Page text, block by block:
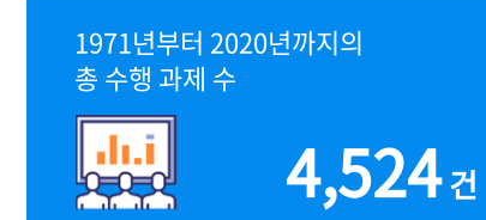
1971년부터 2020년까지의
총 수행 과제 수
4,524건